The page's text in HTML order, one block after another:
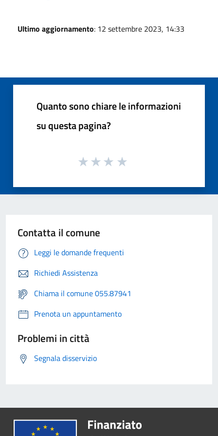
Ultimo aggiornamento: 12 settembre 2023, 14:33
Quanto sono chiare le informazioni
su questa pagina?
Contatta il comune
Leggi le domande frequenti
Richiedi Assistenza
Chiama il comune 055.87941
Prenota un appuntamento
Problemi in città
Segnala disservizio